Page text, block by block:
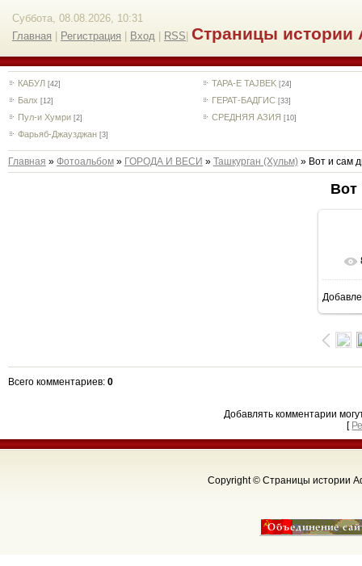
Суббота, 08.08.2026, 10:31
Главная
Регистрация Вход RSS Страницы истории
КАБУЛ [42] TAPA-E TAJBEK [24]
Балх [12] ГЕРАТ-БАДГИС [33]
Пул-и Хумри [2] СРЕДНЯЯ АЗИЯ [10]
Фарьяб-Джаузджан [3]
Главная » Фотоальбом» ГОРОДА И ВЕСИ » Ташкурган (Хульм)» Вот и сам
Вот
Всего комментариев: 0
Добавлять комментарии
[
Copyright © Страницы истории